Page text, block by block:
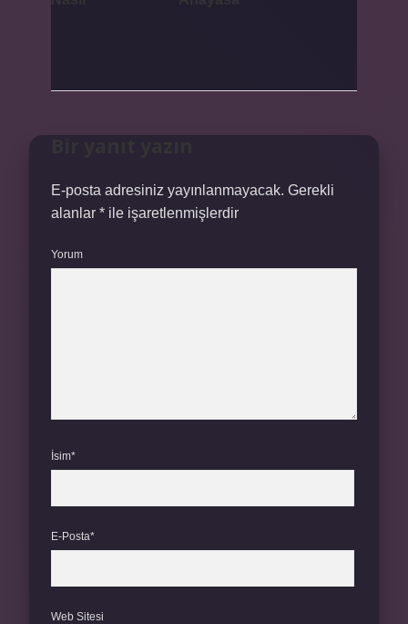
E-posta adresiniz yayınlanmayacak. Gerekli
alanlar * ile işaretlenmişlerdir
Yorum
İsim*
E-Posta*
Web Sitesi